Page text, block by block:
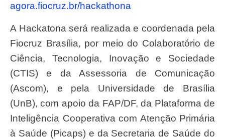
agora.fiocruz.br/hackathona
A Hackatona será realizada e coordenada pela
Fiocruz Brasília, por meio do Colaboratório de
Ciência, Tecnologia, Inovação e Sociedade
(CTIS) e da Assessoria de Comunicação
(Ascom), e pela Universidade de Brasília
(UnB), com apoio da FAP/DF, da Plataforma de
Inteligência Cooperativa com Atenção Primária
à Saúde (Picaps) e da Secretaria de Saúde do